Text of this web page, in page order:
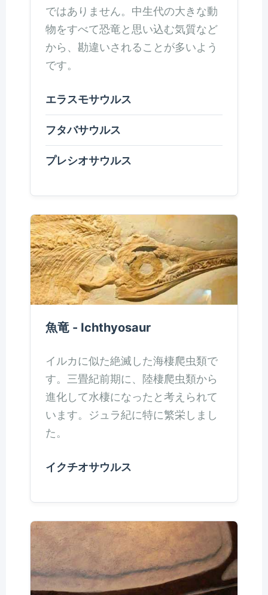
ではありません。中生代の大きな動
物をすべて恐竜と思い込む気質など
から、勘違いされることが多いよう
です。
エラスモサウルス
フタバサウルス
プレシオサウルス
魚竜 - Ichthyosaur
イルカに似た絶滅した海棲爬虫類で
す。三畳紀前期に、陸棲爬虫類から
進化して水棲になったと考えられて
います。ジュラ紀に特に繁栄しまし
た。
イクチオサウルス